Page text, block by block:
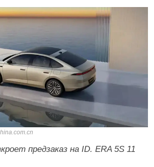
предзаказ на ID. ERA 5S 11